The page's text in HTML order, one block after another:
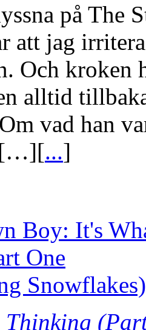
på The
att jag
Och kroken
alltid
vad han
[…][...]